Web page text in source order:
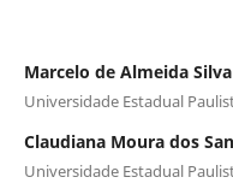
Marcelo de Almeida Silva
Universidade Estadual
Claudiana Moura dos
Universidade Estadual